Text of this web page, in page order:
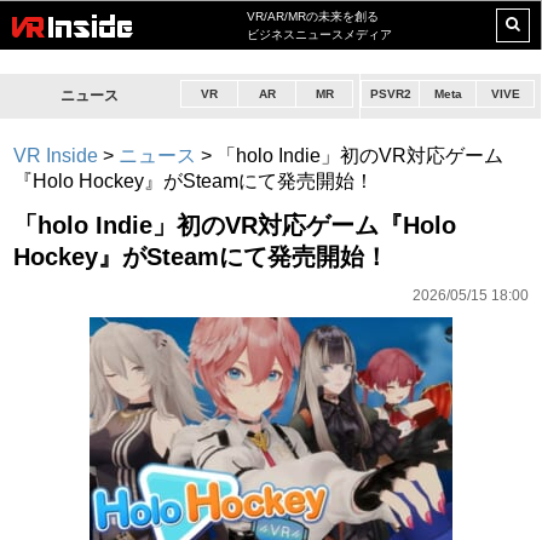
VR/AR/MRの未来を創る
ビジネスニュースメディア
ニュース VR AR MR PSVR2 Meta VIVE
VR Inside > ニュース >
「holo Indie」初のVR対応ゲーム
『Holo Hockey』がSteamにて発売開始！
「holo Indie」初のVR対応ゲーム『Holo
Hockey』がSteamにて発売開始！
2026/05/15 18:00